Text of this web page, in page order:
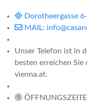
Dorotheergasse
MAIL:
Unser Telefon ist in
besten erreichen Sie
vienna.at.